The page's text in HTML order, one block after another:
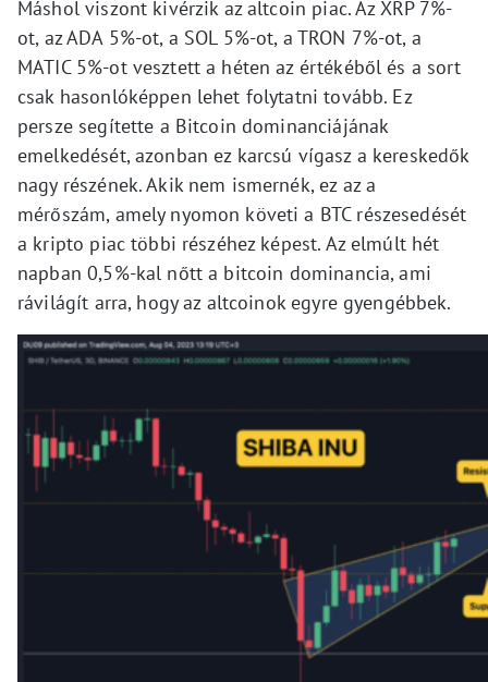
Máshol viszont kivérzik az altcoin piac. Az XRP 7%-
ot, az ADA 5%-ot, a SOL 5%-ot, a TRON 7%-ot, a
MATIC 5%-ot vesztett a héten az értékéből és a sort
csak hasonlóképpen lehet folytatni tovább. Ez
persze segítette a Bitcoin dominanciájának
emelkedését, azonban ez karcsú vígasz a kereskedők
nagy részének. Akik nem ismernék, ez az a
mérőszám, amely nyomon követi a BTC részesedését
a kripto piac többi részéhez képest. Az elmúlt hét
napban 0,5%-kal nőtt a bitcoin dominancia, ami
rávilágít arra, hogy az altcoinok egyre gyengébbek.